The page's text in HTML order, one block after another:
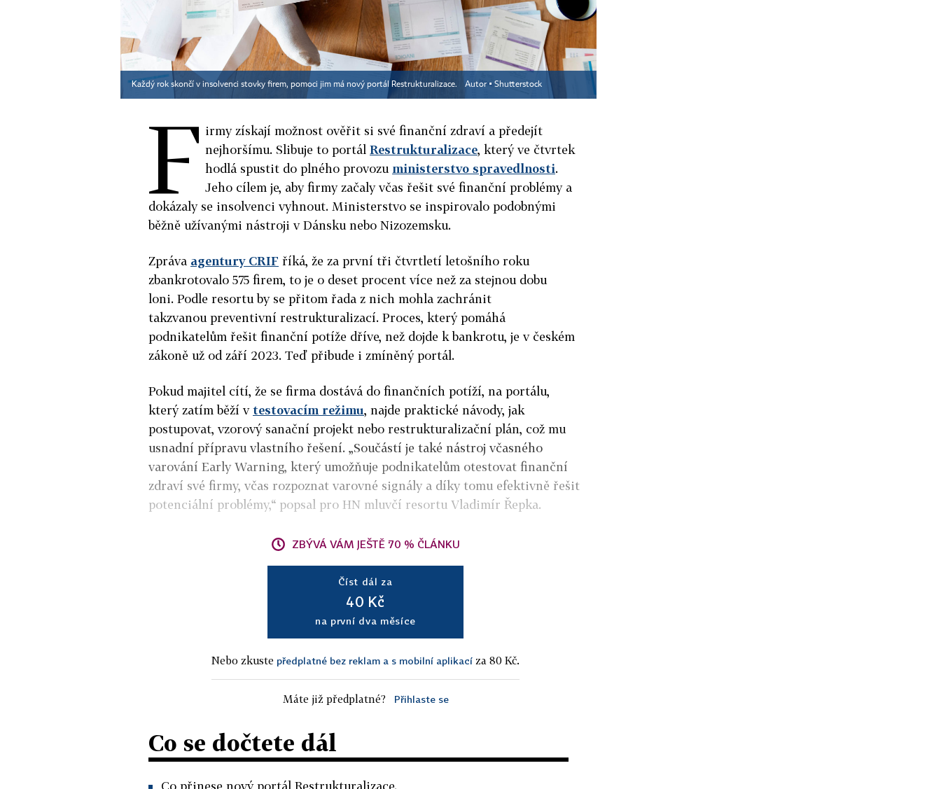
Každý rok skončí v insolvenci stovky firem, pomoci jim má nový portál Restrukturalizace. Autor ▪ Shutterstock
F irmy získají možnost ověřit si své finanční zdraví a předejít
nejhoršímu. Slibuje to portál Restrukturalizace, který ve čtvrtek
hodlá spustit do plného provozu ministerstvo spravedlnosti.
Jeho cílem je, aby firmy začaly včas řešit své finanční problémy a
dokázaly se insolvenci vyhnout. Ministerstvo se inspirovalo podobnými
běžně užívanými nástroji v Dánsku nebo Nizozemsku.
Zpráva agentury CRIF říká, že za první tři čtvrtletí letošního roku
zbankrotovalo 575 firem, to je o deset procent více než za stejnou dobu
loni. Podle resortu by se přitom řada z nich mohla zachránit
takzvanou preventivní restrukturalizací. Proces, který pomáhá
podnikatelům řešit finanční potíže dříve, než dojde k bankrotu, je v českém
zákoně už od září 2023. Teď přibude i zmíněný portál.
Pokud majitel cítí, že se firma dostává do finančních potíží, na portálu,
který zatím běží vtestovacím režimu, najde praktické návody, jak
postupovat, vzorový sanační projekt nebo restrukturalizační plán, což mu
usnadní přípravu vlastního řešení. „Součástí je také nástroj včasného
varování Early Warning, který umožňuje podnikatelům otestovat finanční
zdraví své firmy, včas rozpoznat varovné signály a díky tomu efektivně řešit
potenciální problémy,“ popsal pro HN mluvčí resortu Vladimír Řepka.
ZBÝVÁ VÁM JEŠTĚ 70 % ČLÁNKU
Číst dál za
40 Kč
na první dva měsíce
Nebo zkuste předplatné bez reklam a s mobilní aplikací za 80 Kč.
Máte již předplatné? Přihlaste se
Co se dočtete dál
Co přinese nový portál Restrukturalizace.